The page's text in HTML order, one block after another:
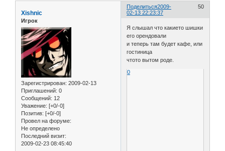
Поделиться 50
2009-
02-13 22:23:37
Xishnic
Игрок
Зарегистрирован: 2009-02-13
Приглашений: 0
Сообщений: 12
Уважение: [+0/-0]
Позитив: [+0/-0]
Провел на форуме:
Не определено
Последний визит:
2009-02-23 08:45:40
Я слышал что какието шишки
его орендовали
и теперь там будет кафе, или
гостиница
чтото вытом роде.
0